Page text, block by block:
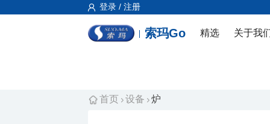
登录 / 注册
索玛Go 精选 关于我
首页 设备 炉